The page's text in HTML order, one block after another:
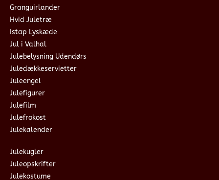
Granguirlander
Hvid Juletræ
Istap Lyskæde
Jul i Valhal
Julebelysning Udendørs
Juledækkeservietter
Juleengel
Julefigurer
Julefilm
Julefrokost
Julekalender
Julekugler
Juleopskrifter
Julekostume